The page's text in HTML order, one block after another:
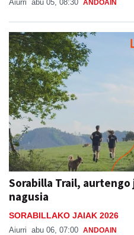
Aiurri abu 05, 08:30 ANDOAIN
Sorabilla Trail,
nagusia
SORABILLAKO JAIAK 2026
Aiurri abu 06, 07:00 ANDOAIN